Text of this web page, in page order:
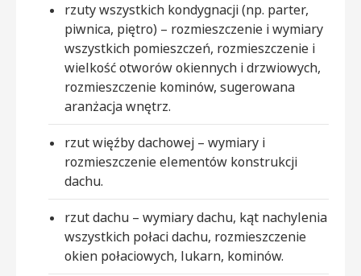
rzuty wszystkich kondygnacji (np. parter,
piwnica, piętro) – rozmieszczenie i wymiary
wszystkich pomieszczeń, rozmieszczenie i
wielkość otworów okiennych i drzwiowych,
rozmieszczenie kominów, sugerowana
aranżacja wnętrz.
rzut więźby dachowej – wymiary i
rozmieszczenie elementów konstrukcji
dachu.
rzut dachu – wymiary dachu, kąt nachylenia
wszystkich połaci dachu, rozmieszczenie
okien połaciowych, lukarn, kominów.